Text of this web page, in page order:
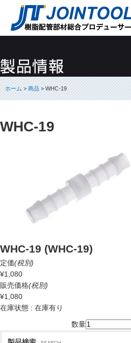
ホーム>商品> WHC-19
WHC-19
WHC-19 (WHC-19)
定価(税別)
¥1,080
販売価格(税別)
¥1,080
在庫状態 : 在庫有り
数量